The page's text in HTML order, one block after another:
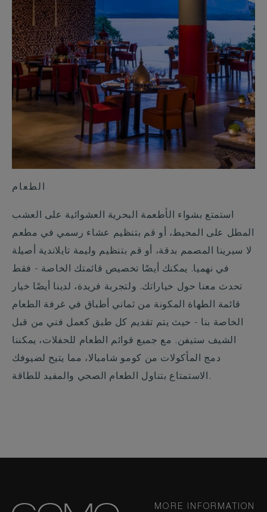
الطعام
استمتع بشواء الأطعمة البحرية العشوائية على العشب
المطل على المحيط، أو قم بتنظيم عشاء رسمي في مطعم
لا سيرينا المصمم بدقة، أو قم بتنظيم وليمة تايلاندية أصيلة
في نهميا. يمكنك أيضًا تخصيص قائمتك الخاصة - فقط
تحدث معنا حول خياراتك. ولتجربة فريدة، لدينا أيضًا خيار
قائمة الطهاة المكونة من ثماني أطباق في غرفة الطعام
الخاصة بنا - حيث يتم تقديم كل طبق كعمل فني من قبل
الشيف ستيفن. مع جميع قوائم الطعام للحفلات، يمكننا
دمج المأكولات من كومو شامبالا، مما يتيح لضيوفك
الاستمتاع بتناول الطعام الصحي والمفيد للطاقة.
MORE INFORMATION